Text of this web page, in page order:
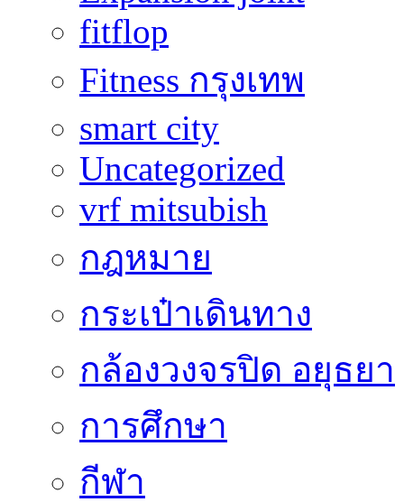
fitflop
Fitness กรุงเทพ
smart city
Uncategorized
vrf mitsubish
กฎหมาย
กระเป๋าเดินทาง
กล้องวงจรปิด อยุธยา
การศึกษา
กีฬา